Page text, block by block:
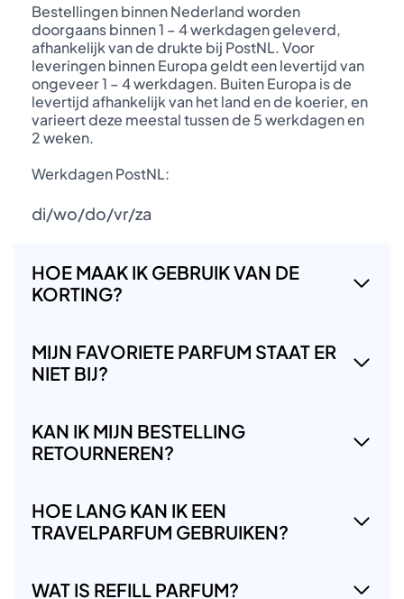
Bestellingen binnen Nederland worden
doorgaans binnen 1 – 4 werkdagen geleverd,
afhankelijk van de drukte bij PostNL. Voor
leveringen binnen Europa geldt een levertijd van
ongeveer 1 – 4 werkdagen. Buiten Europa is de
levertijd afhankelijk van het land en de koerier, en
varieert deze meestal tussen de 5 werkdagen en
2 weken.
Werkdagen PostNL:
di/wo/do/vr/za
HOE MAAK IK GEBRUIK VAN DE
KORTING?
MIJN FAVORIETE PARFUM STAAT ER
NIET BIJ?
KAN IK MIJN BESTELLING
RETOURNEREN?
HOE LANG KAN IK EEN
TRAVELPARFUM GEBRUIKEN?
WAT IS REFILL PARFUM?